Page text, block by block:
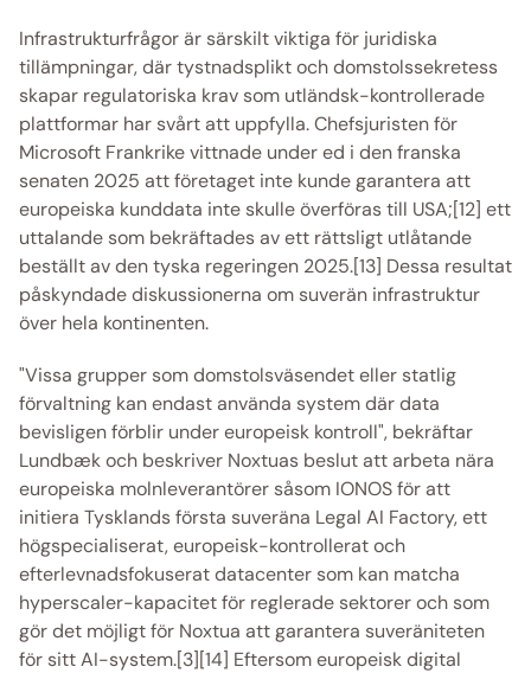
Infrastrukturfrågor är särskilt viktiga för juridiska
tillämpningar, där tystnadsplikt och domstolssekretess
skapar regulatoriska krav som utländsk-kontrollerade
plattformar har svårt att uppfylla. Chefsjuristen för
Microsoft Frankrike vittnade under ed i den franska
senaten 2025 att företaget inte kunde garantera att
europeiska kunddata inte skulle överföras till USA;[12] ett
uttalande som bekräftades av ett rättsligt utlåtande
beställt av den tyska regeringen 2025.[13] Dessa resultat
påskyndade diskussionerna om suverän infrastruktur
över hela kontinenten.
"Vissa grupper som domstolsväsendet eller statlig
förvaltning kan endast använda system där data
bevisligen förblir under europeisk kontroll", bekräftar
Lundbæk och beskriver Noxtuas beslut att arbeta nära
europeiska molnleverantörer såsom IONOS för att
initiera Tysklands första suveräna Legal AI Factory, ett
högspecialiserat, europeisk-kontrollerat och
efterlevnadsfokuserat datacenter som kan matcha
hyperscaler-kapacitet för reglerade sektorer och som
gör det möjligt för Noxtua att garantera suveräniteten
för sitt AI-system.[3][14] Eftersom europeisk digital